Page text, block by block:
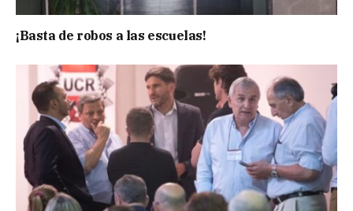
¡Basta de robos a las escuelas!